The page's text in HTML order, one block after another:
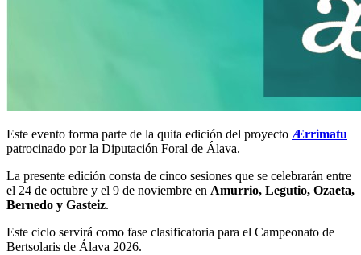
Este evento forma parte de la quita edición del proyecto Ærrimatu
patrocinado por la Diputación Foral de Álava.
La presente edición consta de cinco sesiones que se celebrarán entre
el 24 de octubre y el 9 de noviembre en Amurrio, Legutio, Ozaeta,
Bernedo y Gasteiz.
Este ciclo servirá como fase clasificatoria para el Campeonato de
Bertsolaris de Álava 2026.